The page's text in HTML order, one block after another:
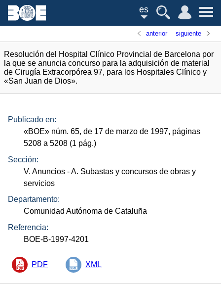
es
anterior siguiente
Resolución del Hospital Clínico Provincial de Barcelona por
la que se anuncia concurso para la adquisición de material
de Cirugía Extracorpórea 97, para los Hospitales Clínico y
«San Juan de Dios».
Publicado en:
«BOE» núm. 65, de 17 de marzo de 1997, páginas
5208 a 5208 (1 pág.)
Sección:
V. Anuncios - A. Subastas y concursos de obras y
servicios
Departamento:
Comunidad Autónoma de Cataluña
Referencia:
BOE-B-1997-4201
PDF XML